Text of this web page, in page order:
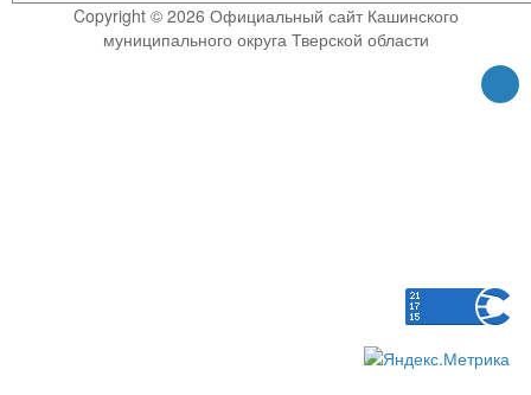
Copyright © 2026 Официальный сайт Кашинского
муниципального округа Тверской области